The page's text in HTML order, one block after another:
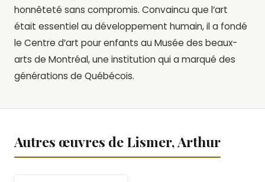
honnêteté sans compromis. Convaincu que l’art
était essentiel au développement humain, il a fondé
le Centre d’art pour enfants au Musée des beaux-
arts de Montréal, une institution qui a marqué des
générations de Québécois.
Autres œuvres de Lismer, Arthur